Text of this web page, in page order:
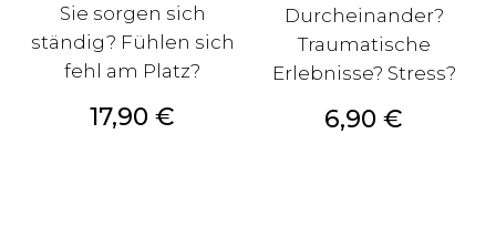
Sie sorgen sich
ständig? Fühlen sich
fehl am Platz?
Preis
17,90 €
Durcheinander?
Traumatische
Erlebnisse? Stress?
Preis
6,90 €